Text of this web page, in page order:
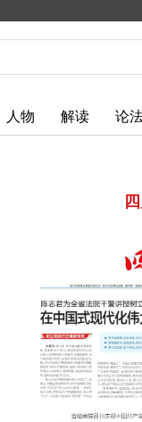
人物 解读 论